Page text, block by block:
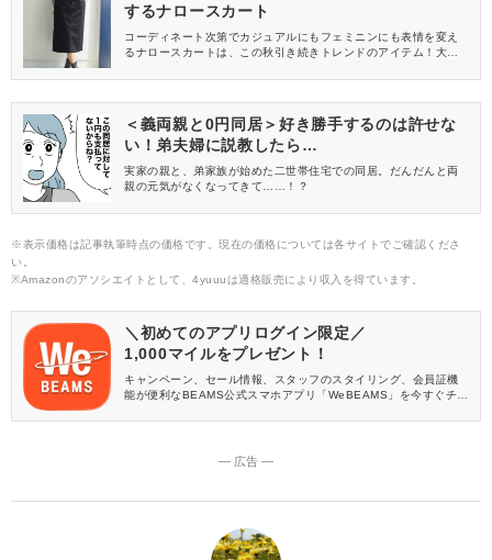
するナロースカート
コーディネート次第でカジュアルにもフェミニンにも表情を変え
るナロースカートは、この秋引き続きトレンドのアイテム！大人
こなしたいですよね。そこで今回は、Honeys(ハニーズ)から厳選
＜義両親と0円同居＞好き勝手するのは許せな
い！弟夫婦に説教したら…
実家の親と、弟家族が始めた二世帯住宅での同居。だんだんと両
親の元気がなくなってきて……！？
※表示価格は記事執筆時点の価格です。現在の価格については各サイトでご確認くださ
い。
※Amazonのアソシエイトとして、4yuuuは適格販売により収入を得ています。
＼初めてのアプリログイン限定／
1,000マイルをプレゼント！
キャンペーン、セール情報、スタッフのスタイリング、会員証機
能が便利なBEAMS公式スマホアプリ「WeBEAMS」を今すぐチェ
― 広告 ―